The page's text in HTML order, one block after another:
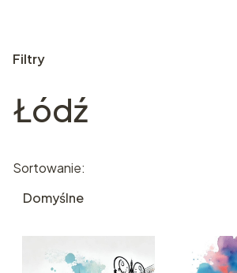
Filtry
Koniec filtrów
Łódź
Lista produktów
Sortowanie:
Domyślne